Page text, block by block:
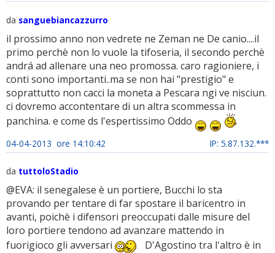
da sanguebiancazzurro
il prossimo anno non vedrete ne Zeman ne De canio....il
primo perchè non lo vuole la tifoseria, il secondo perchè
andrá ad allenare una neo promossa. caro ragioniere, i
conti sono importanti..ma se non hai "prestigio" e
soprattutto non cacci la moneta a Pescara ngi ve nisciun.
ci dovremo accontentare di un altra scommessa in
panchina. e come ds l'espertissimo Oddo
04-04-2013 ore 14:10:42 IP: 5.87.132.***
da tuttoloStadio
@EVA: il senegalese è un portiere, Bucchi lo sta
provando per tentare di far spostare il baricentro in
avanti, poichè i difensori preoccupati dalle misure del
loro portiere tendono ad avanzare mattendo in
fuorigioco gli avversari
D'Agostino tra l'altro è in